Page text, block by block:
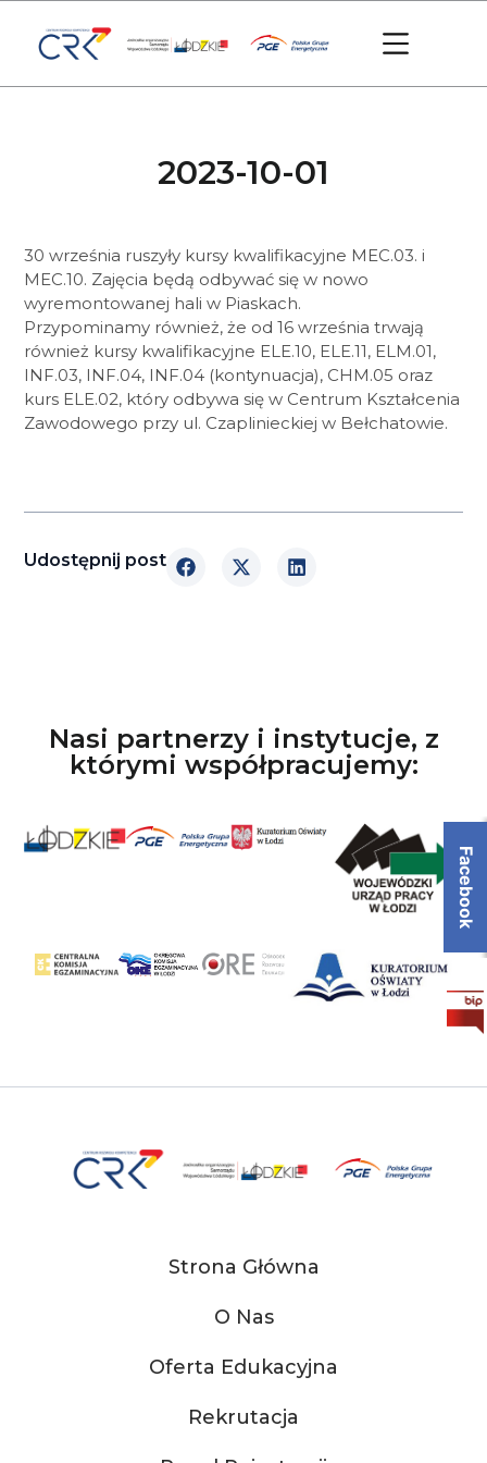
Facebook
2023-10-01
30 września ruszyły kursy kwalifikacyjne MEC.03. i
MEC.10. Zajęcia będą odbywać się w nowo
wyremontowanej hali w Piaskach.
Przypominamy również, że od 16 września trwają
również kursy kwalifikacyjne ELE.10, ELE.11, ELM.01,
INF.03, INF.04, INF.04 (kontynuacja), CHM.05 oraz
kurs ELE.02, który odbywa się w Centrum Kształcenia
Zawodowego przy ul. Czaplinieckiej w Bełchatowie.
Udostępnij post
Nasi partnerzy i instytucje, z
którymi współpracujemy:
Strona Główna
O Nas
Oferta Edukacyjna
Rekrutacja